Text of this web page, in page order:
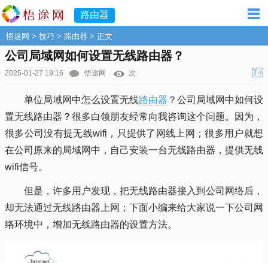
路由器
悟途网 > 技巧 > 路由器 > 正文
公司局域网如何设置无线路由器？
2025-01-27 19:16 悟途网 次 T小
单位局域网中怎么设置无线路由器 ？公司局域网中如何设
置无线路由器？很多白领朋友经常向我咨询这个问题。因为，
很多公司没有提无线wifi，只提供了网线上网；很多用户就想
在公司原来的局域网中，自己安装一台无线路由器，提供无线
wifi信号。
但是，许多用户发现，把无线路由器接入到公司网络后，
却无法通过无线路由器上网；下面小编来给大家说一下公司网
络环境中，增加无线路由器的设置方法。